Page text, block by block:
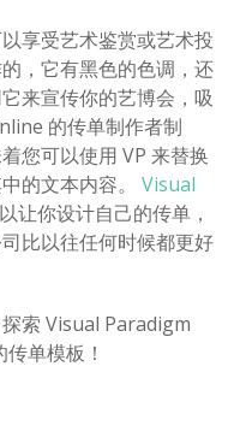
享受艺术鉴赏或艺术投
，它有黑色的色调，还
来宣传你的艺博会，吸
的传单制作者制
您可以使用 VP 来替换
的文本内容。 Visual
让你设计自己的传单，
比以往任何时候都更好
索 Visual Paradigm
单模板！